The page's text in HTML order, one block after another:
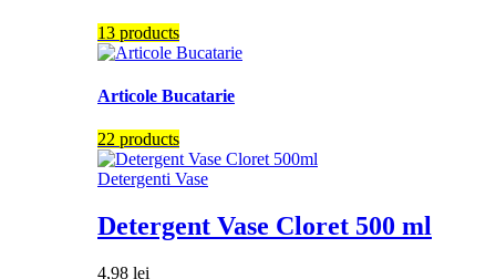
13 products
Articole Bucatarie
22 products
Detergenti Vase
Detergent Vase Cloret 500 ml
4,98 lei